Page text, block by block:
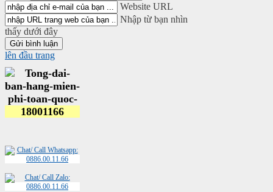
Website URL
Nhập từ bạn nhìn
thấy dưới đây
lên đầu trang